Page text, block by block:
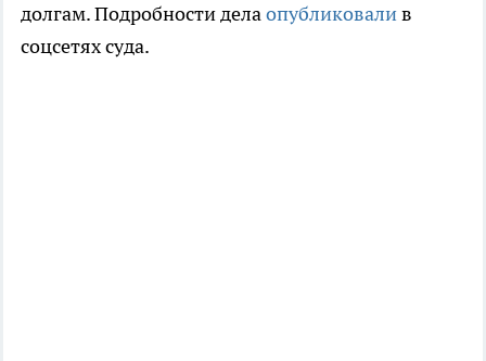
долгам. Подробности делаопубликовалив
соцсетях суда.